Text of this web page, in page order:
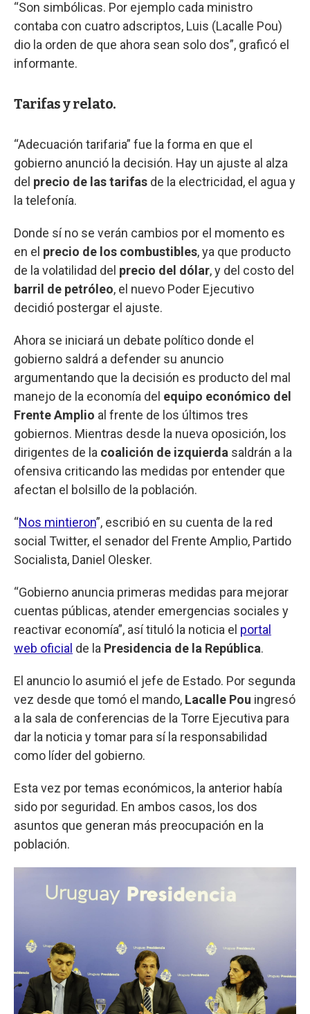
“Son simbólicas. Por ejemplo cada ministro
contaba con cuatro adscriptos, Luis (Lacalle Pou)
dio la orden de que ahora sean solo dos”, graficó el
informante.
Tarifas y relato.
“Adecuación tarifaria” fue la forma en que el
gobierno anunció la decisión. Hay un ajuste al alza
del precio de las tarifas de la electricidad, el agua y
la telefonía.
Donde sí no se verán cambios por el momento es
en el precio de los combustibles, ya que producto
de la volatilidad del precio del dólar, y del costo del
barril de petróleo, el nuevo Poder Ejecutivo
decidió postergar el ajuste.
Ahora se iniciará un debate político donde el
gobierno saldrá a defender su anuncio
argumentando que la decisión es producto del mal
manejo de la economía del equipo económico del
Frente Amplio al frente de los últimos tres
gobiernos. Mientras desde la nueva oposición, los
dirigentes de la coalición de izquierda saldrán a la
ofensiva criticando las medidas por entender que
afectan el bolsillo de la población.
“Nos mintieron”, escribió en su cuenta de la red
social Twitter, el senador del Frente Amplio, Partido
Socialista, Daniel Olesker.
“Gobierno anuncia primeras medidas para mejorar
cuentas públicas, atender emergencias sociales y
reactivar economía”, así tituló la noticia el portal
web oficial de la Presidencia de la República.
El anuncio lo asumió el jefe de Estado. Por segunda
vez desde que tomó el mando, Lacalle Pou ingresó
a la sala de conferencias de la Torre Ejecutiva para
dar la noticia y tomar para sí la responsabilidad
como líder del gobierno.
Esta vez por temas económicos, la anterior había
sido por seguridad. En ambos casos, los dos
asuntos que generan más preocupación en la
población.